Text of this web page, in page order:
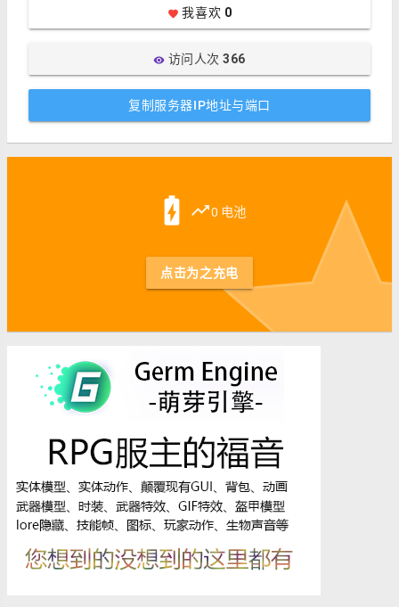
favorite 我喜欢 0
visibility访问人次366
复制服务器IP地址与端口
battery_charging_full trending_up0 电池
点击为之充电